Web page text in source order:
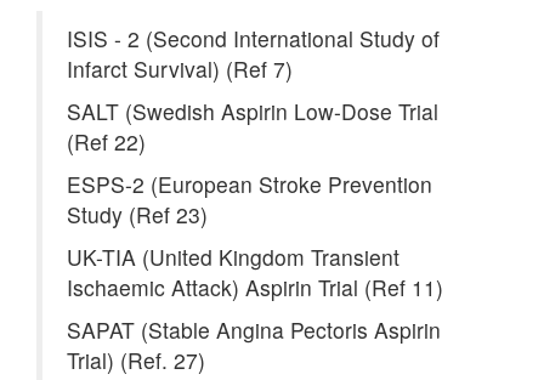
ISIS - 2 (Second International Study of
Infarct Survival) (Ref 7)
SALT (Swedish Aspirin Low-Dose Trial
(Ref 22)
ESPS-2 (European Stroke Prevention
Study (Ref 23)
UK-TIA (United Kingdom Transient
Ischaemic Attack) Aspirin Trial (Ref 11)
SAPAT (Stable Angina Pectoris Aspirin
Trial) (Ref. 27)